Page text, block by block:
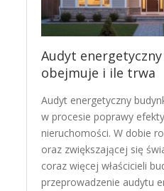
Audyt
obejmuje i ile trwa
Audyt energetyczny
w procesie poprawy
nieruchomości. W dobie
oraz zwiększającej się
coraz więcej właścicieli
przeprowadzenie audytu